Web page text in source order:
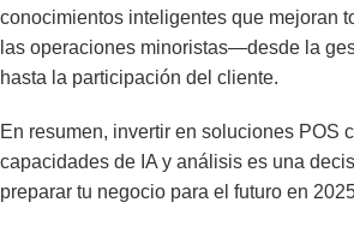
conocimientos inteligentes que mejoran
las operaciones minoristas—desde la
hasta la participación del cliente.
En resumen, invertir en soluciones POS
capacidades de IA y análisis es una
preparar tu negocio para el futuro en